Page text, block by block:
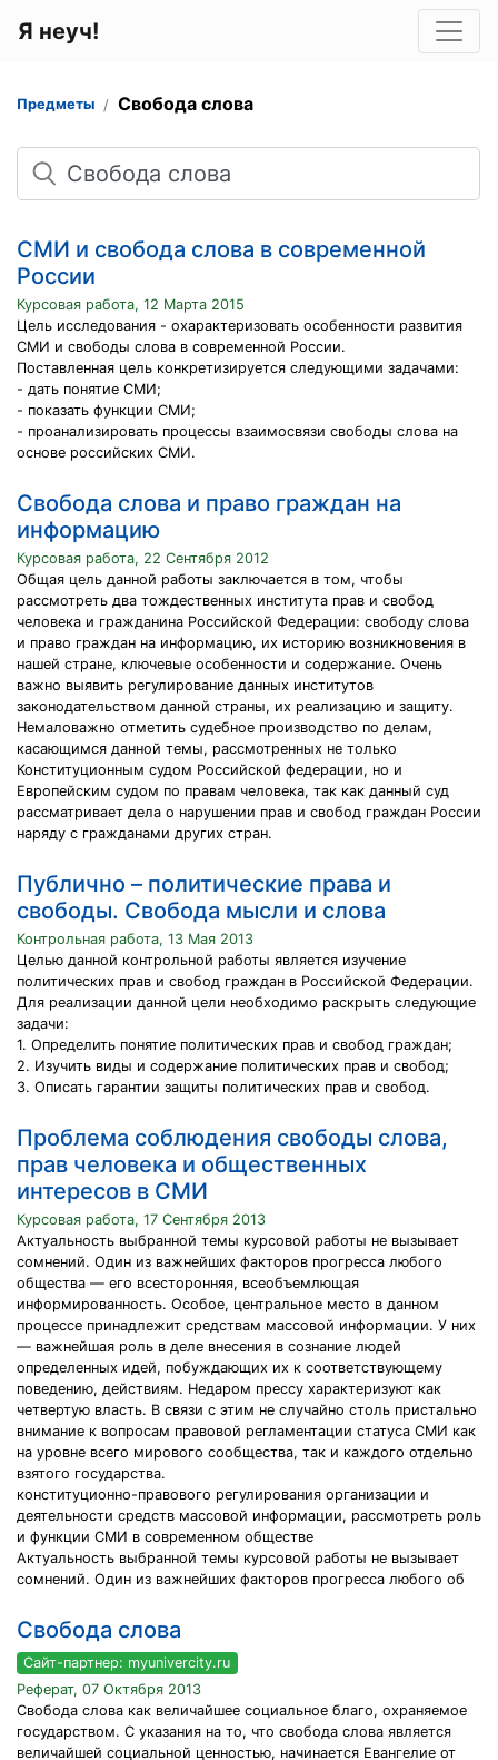
Я неуч!
Предметы Свобода слова
Поиск
СМИ и свобода слова в современной
России
Курсовая работа, 12 Марта 2015
Цель исследования - охарактеризовать особенности развития
СМИ и свободы слова в современной России.
Поставленная цель конкретизируется следующими задачами:
- дать понятие СМИ;
- показать функции СМИ;
- проанализировать процессы взаимосвязи свободы слова на
основе российских СМИ.
Свобода слова и право граждан на
информацию
Курсовая работа, 22 Сентября 2012
Общая цель данной работы заключается в том, чтобы
рассмотреть два тождественных института прав и свобод
человека и гражданина Российской Федерации: свободу слова
и право граждан на информацию, их историю возникновения в
нашей стране, ключевые особенности и содержание. Очень
важно выявить регулирование данных институтов
законодательством данной страны, их реализацию и защиту.
Немаловажно отметить судебное производство по делам,
касающимся данной темы, рассмотренных не только
Конституционным судом Российской федерации, но и
Европейским судом по правам человека, так как данный суд
рассматривает дела о нарушении прав и свобод граждан России
наряду с гражданами других стран.
Публично – политические права и
свободы. Свобода мысли и слова
Контрольная работа, 13 Мая 2013
Целью данной контрольной работы является изучение
политических прав и свобод граждан в Российской Федерации.
Для реализации данной цели необходимо раскрыть следующие
задачи:
1. Определить понятие политических прав и свобод граждан;
2. Изучить виды и содержание политических прав и свобод;
3. Описать гарантии защиты политических прав и свобод.
Проблема соблюдения свободы слова,
прав человека и общественных
интересов в СМИ
Курсовая работа, 17 Сентября 2013
Актуальность выбранной темы курсовой работы не вызывает
сомнений. Один из важнейших факторов прогресса любого
общества — его всесторонняя, всеобъемлющая
информированность. Особое, центральное место в данном
процессе принадлежит средствам массовой информации. У них
— важнейшая роль в деле внесения в сознание людей
определенных идей, побуждающих их к соответствующему
поведению, действиям. Недаром прессу характеризуют как
четвертую власть. В связи с этим не случайно столь пристально
внимание к вопросам правовой регламентации статуса СМИ как
на уровне всего мирового сообщества, так и каждого отдельно
взятого государства.
конституционно-правового регулирования организации и
деятельности средств массовой информации, рассмотреть роль
и функции СМИ в современном обществе
Актуальность выбранной темы курсовой работы не вызывает
сомнений. Один из важнейших факторов прогресса любого об
Свобода слова
Сайт-партнер: myunivercity.ru
Реферат, 07 Октября 2013
Свобода слова как величайшее социальное благо, охраняемое
государством. С указания на то, что свобода слова является
величайшей социальной ценностью, начинается Евангелие от